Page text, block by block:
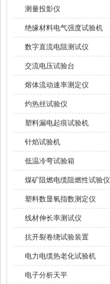
测量投影仪
绝缘材料电气强度试验机
数字直流电阻测试仪
交流电压试验台
熔体流动速率测定仪
灼热丝试验仪
塑料漏电起痕试验机
针焰试验机
低温冷弯试验箱
煤矿阻燃电缆阻燃性试验仪
塑料数显氧指数测定仪
线材伸长率测试仪
抗开裂卷绕试验装置
电力电缆热老化试验机
电子分析天平